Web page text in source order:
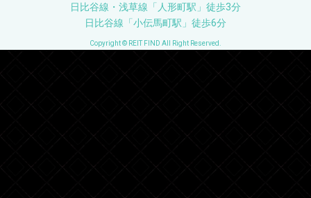
日比谷線・浅草線「人形町駅」徒歩3分
日比谷線「小伝馬町駅」徒歩6分
Copyright © REIT FIND All Right Reserved.